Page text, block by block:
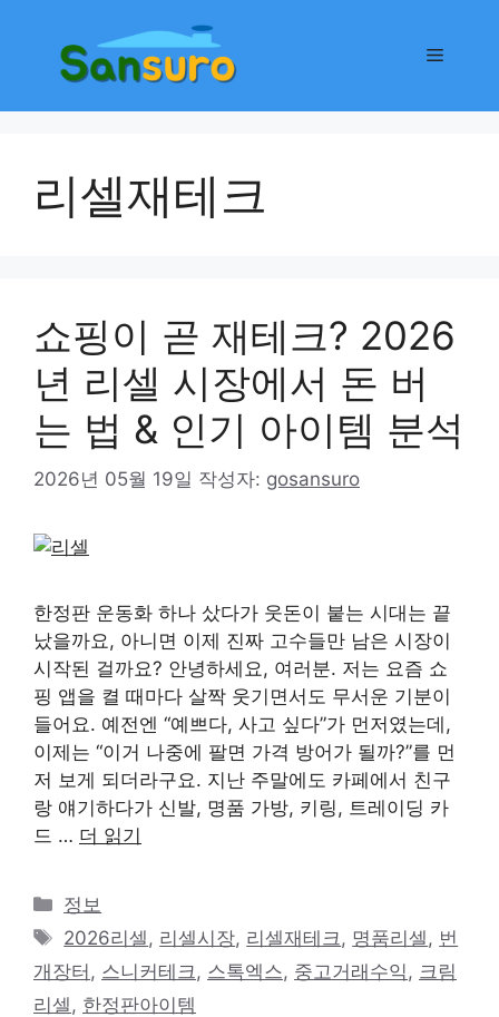
메
리셀재테크
쇼핑이 곧 재테크? 2026
년 리셀 시장에서 돈 버
는 법 & 인기 아이템 분석
2026년 05월 19일 작성자: gosansuro
한정판 운동화 하나 샀다가 웃돈이 붙는 시대는 끝
났을까요, 아니면 이제 진짜 고수들만 남은 시장이
시작된 걸까요? 안녕하세요, 여러분. 저는 요즘 쇼
핑 앱을 켤 때마다 살짝 웃기면서도 무서운 기분이
들어요. 예전엔 “예쁘다, 사고 싶다”가 먼저였는데,
이제는 “이거 나중에 팔면 가격 방어가 될까?”를 먼
저 보게 되더라구요. 지난 주말에도 카페에서 친구
랑 얘기하다가 신발, 명품 가방, 키링, 트레이딩 카
드 … 더 읽기
카
테
리
정보
태
그
2026리셀 , 리셀시장, 리셀재테크 , 명품리셀 , 번
개장터 , 스니커테크 , 스톡엑스, 중고거래수익 , 크림
리셀 , 한정판아이템